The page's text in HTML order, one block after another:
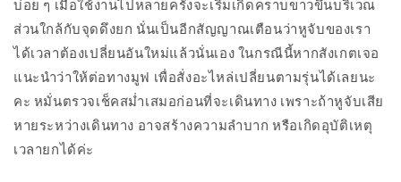
บ่อย ๆ เมื่อใช้งานไปหลายครั้งจะเริ่มเกิดคราบขาวขึ้นบริเวณ
ส่วนใกล้กับจุดดึงยก นั่นเป็นอีกสัญญาณเตือนว่าหูจับของเรา
ได้เวลาต้องเปลี่ยนอันใหม่แล้วนั่นเอง ในกรณีนี้หากสังเกตเจอ
แนะนำว่าให้ต่อทางมูฟ เพื่อสั่งอะไหล่เปลี่ยนตามรุ่นได้เลยนะ
คะ หมั่นตรวจเช็คสม่ำเสมอก่อนที่จะเดินทาง เพราะถ้าหูจับเสีย
หายระหว่างเดินทาง อาจสร้างความลำบาก หรือเกิดอุบัติเหตุ
เวลายกได้ค่ะ